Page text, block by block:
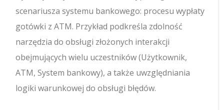
scenariusza systemu bankowego: procesu wypłaty
gotówki z ATM. Przykład podkreśla zdolność
narzędzia do obsługi złożonych interakcji
obejmujących wielu uczestników (Użytkownik,
ATM, System bankowy), a także uwzględniania
logiki warunkowej do obsługi błędów.